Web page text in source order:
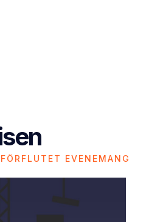
FÖRFLUTET EVENEMANG